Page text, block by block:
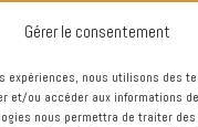
Gérer le consentement
expériences, nous utilisons des
et/ou accéder aux informations
nous permettra de traiter